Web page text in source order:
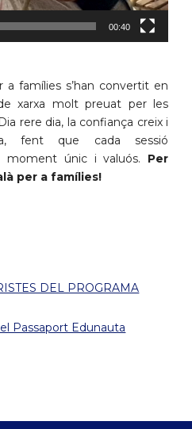
00:40
a famílies s’han convertit en
xarxa molt preuat per les
rere dia, la confiança creix i
fent que cada sessió
moment únic i valuós. Per
per a famílies!
DEL PROGRAMA
Passaport Edunauta